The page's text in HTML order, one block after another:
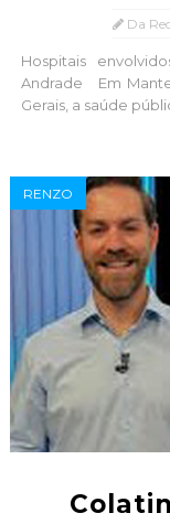
Da
Hospitais
Andrade Em
Gerais, a saúde
RENZO